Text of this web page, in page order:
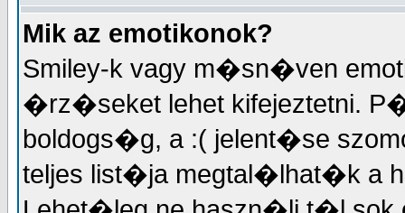
Mik az emotikonok?
Smiley-k vagy m�sn�ven
�rz�seket lehet kifejeztetni.
boldogs�g, a :( jelent�se
teljes list�ja megtal�lhat�k